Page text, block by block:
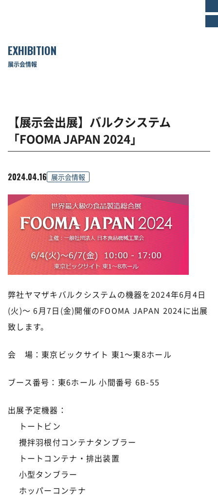
EXHIBITION
展示会情報
【展示会出展】バルクシステム
「FOOMA JAPAN 2024」
2024.04.16 展示会情報
弊社ヤマザキバルクシステムの機器を2024年6月4日
(火)～ 6月7日(金)開催のFOOMA JAPAN 2024に出展
致します。
会 場：東京ビックサイト 東1〜東8ホール
ブース番号：東6ホール 小間番号 6B-55
出展予定機器：
トートビン
攪拌羽根付コンテナタンブラー
トートコンテナ・排出装置
小型タンブラー
ホッパーコンテナ